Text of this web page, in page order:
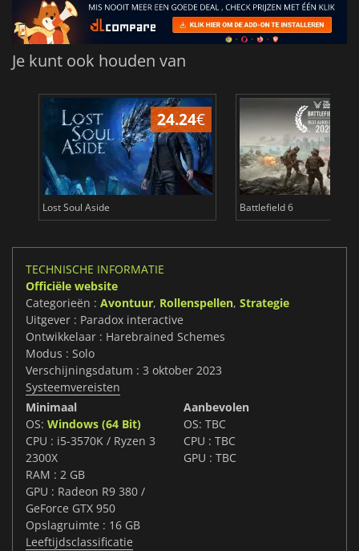
Je kunt ook houden van
24.24€
Lost Soul Aside Battlefield 6
TECHNISCHE INFORMATIE
Officiële website
Categorieën : Avontuur, Rollenspellen, Strategie
Uitgever : Paradox interactive
Ontwikkelaar : Harebrained Schemes
Modus : Solo
Verschijningsdatum : 3 oktober 2023
Systeemvereisten
Minimaal
OS: Windows (64 Bit)
CPU : i5-3570K / Ryzen 3
2300X
RAM : 2 GB
GPU : Radeon R9 380 /
GeForce GTX 950
Opslagruimte : 16 GB
Aanbevolen
OS: TBC
CPU : TBC
GPU : TBC
Leeftijdsclassificatie